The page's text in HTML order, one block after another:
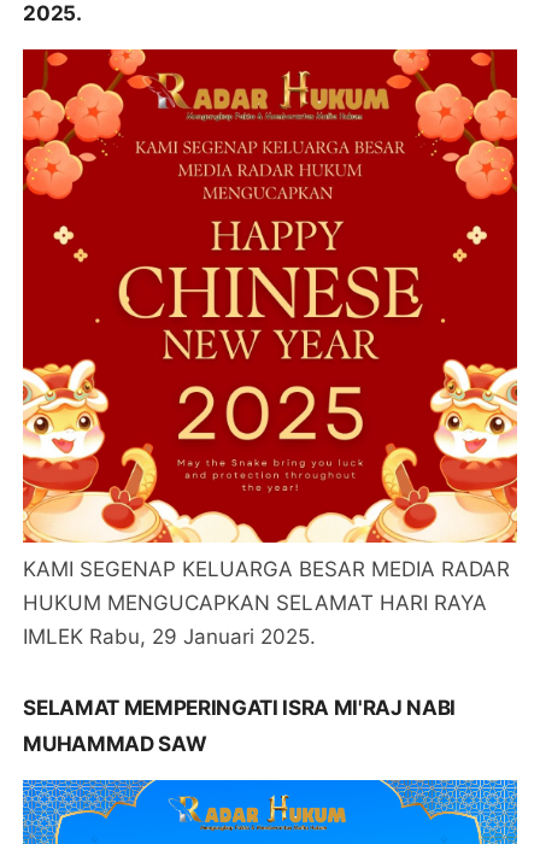
2025.
KAMI SEGENAP KELUARGA BESAR MEDIA RADAR
HUKUM MENGUCAPKAN SELAMAT HARI RAYA
IMLEK Rabu, 29 Januari 2025.
SELAMAT MEMPERINGATI ISRA MI'RAJ NABI
MUHAMMAD SAW